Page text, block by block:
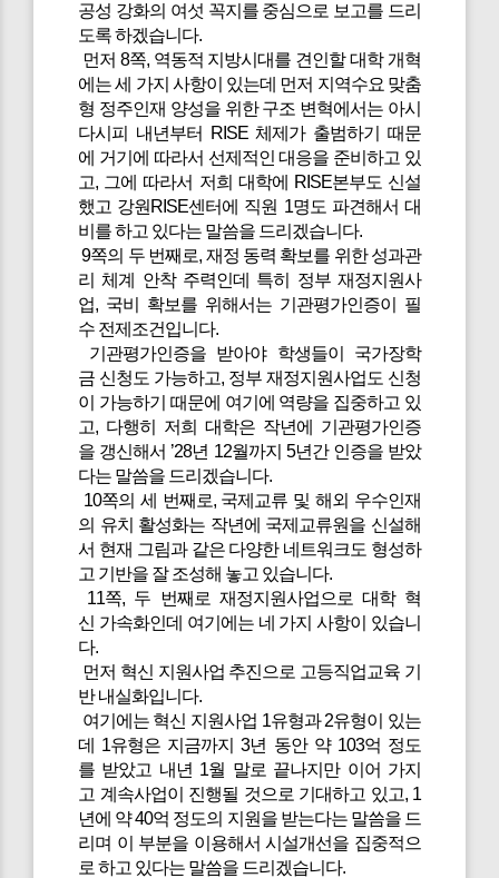
공성 강화의 여섯 꼭지를 중심으로 보고를 드리
도록 하겠습니다.
먼저 8쪽, 역동적 지방시대를 견인할 대학 개혁
에는 세 가지 사항이 있는데 먼저 지역수요 맞춤
형 정주인재 양성을 위한 구조 변혁에서는 아시
다시피 내년부터 RISE 체제가 출범하기 때문
에 거기에 따라서 선제적인 대응을 준비하고 있
고, 그에 따라서 저희 대학에 RISE본부도 신설
했고 강원RISE센터에 직원 1명도 파견해서 대
비를 하고 있다는 말씀을 드리겠습니다.
9쪽의 두 번째로, 재정 동력 확보를 위한 성과관
리 체계 안착 주력인데 특히 정부 재정지원사
업, 국비 확보를 위해서는 기관평가인증이 필
수 전제조건입니다.
기관평가인증을 받아야 학생들이 국가장학
금 신청도 가능하고, 정부 재정지원사업도 신청
이 가능하기 때문에 여기에 역량을 집중하고 있
고, 다행히 저희 대학은 작년에 기관평가인증
을 갱신해서 ’28년 12월까지 5년간 인증을 받았
다는 말씀을 드리겠습니다.
10쪽의 세 번째로, 국제교류 및 해외 우수인재
의 유치 활성화는 작년에 국제교류원을 신설해
서 현재 그림과 같은 다양한 네트워크도 형성하
고 기반을 잘 조성해 놓고 있습니다.
11쪽, 두 번째로 재정지원사업으로 대학 혁
신 가속화인데 여기에는 네 가지 사항이 있습니
다.
먼저 혁신 지원사업 추진으로 고등직업교육 기
반 내실화입니다.
여기에는 혁신 지원사업 1유형과 2유형이 있는
데 1유형은 지금까지 3년 동안 약 103억 정도
를 받았고 내년 1월 말로 끝나지만 이어 가지
고 계속사업이 진행될 것으로 기대하고 있고, 1
년에 약 40억 정도의 지원을 받는다는 말씀을 드
리며 이 부분을 이용해서 시설개선을 집중적으
로 하고 있다는 말씀을 드리겠습니다.